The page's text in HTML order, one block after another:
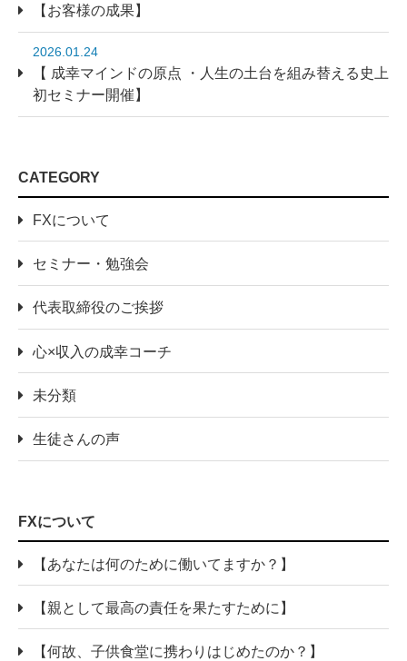
【お客様の成果】
2026.01.24
【 成幸マインドの原点 ・人生の土台を組み替える史上
初セミナー開催】
CATEGORY
FXについて
セミナー・勉強会
代表取締役のご挨拶
心×収入の成幸コーチ
未分類
生徒さんの声
FXについて
【あなたは何のために働いてますか？】
【親として最高の責任を果たすために】
【何故、子供食堂に携わりはじめたのか？】